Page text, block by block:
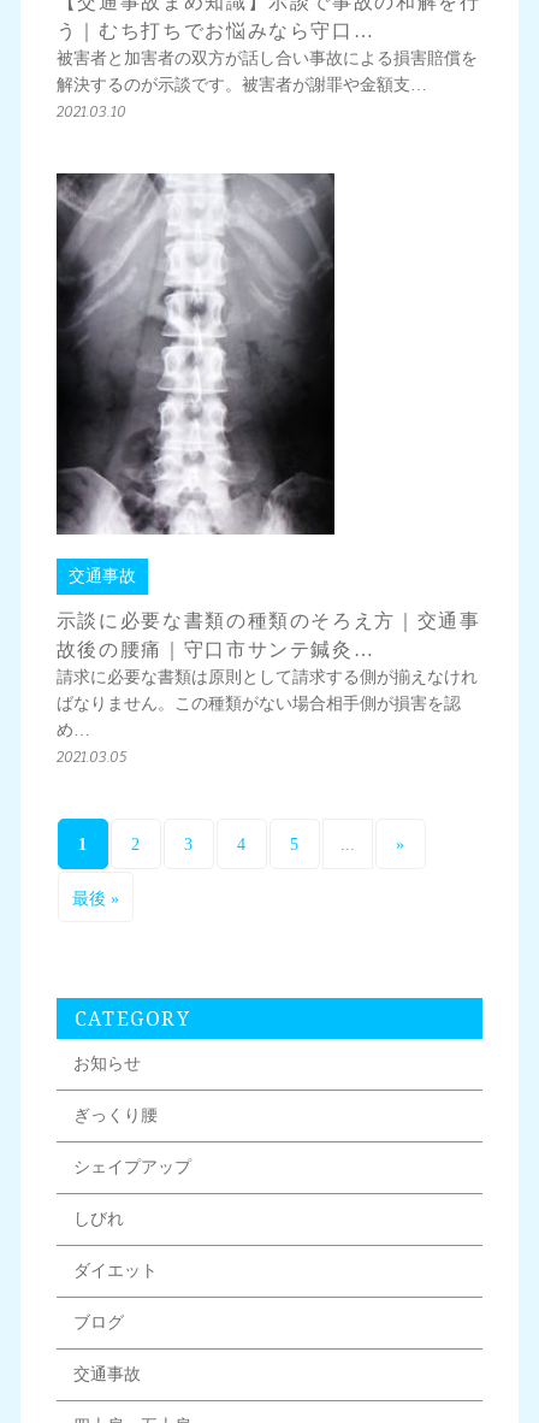
う｜むち打ちでお悩みなら守口…
被害者と加害者の双方が話し合い事故による損害賠償を
解決するのが示談です。被害者が謝罪や金額支…
2021.03.10
交通事故
示談に必要な書類の種類のそろえ方｜交通事
故後の腰痛｜守口市サンテ鍼灸…
請求に必要な書類は原則として請求する側が揃えなけれ
ばなりません。この種類がない場合相手側が損害を認
め…
2021.03.05
1 2 3 4 5 »
最後 »
CATEGORY
お知らせ
ぎっくり腰
シェイプアップ
しびれ
ダイエット
ブログ
交通事故